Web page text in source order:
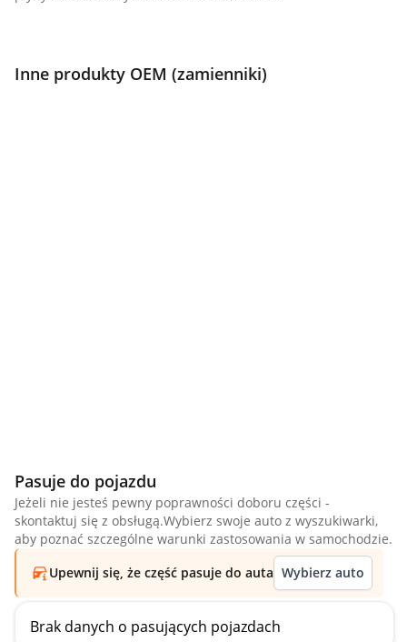
Inne produkty OEM (zamienniki)
Pasuje do pojazdu
Jeżeli nie jesteś pewny poprawności doboru części -
skontaktuj się z obsługą.Wybierz swoje auto z wyszukiwarki,
aby poznać szczególne warunki zastosowania w samochodzie.
Upewnij się, że część pasuje do auta Wybierz auto
Brak danych o pasujących pojazdach